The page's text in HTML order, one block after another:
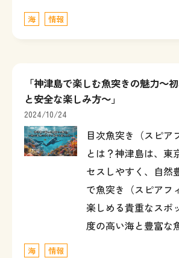
海 情報
「神津島で楽しむ魚突きの魅力～
と安全な楽しみ方～」
2024/10/24
目次魚突き（スピア
とは？神津島は、東
セスしやすく、自然
で魚突き（スピアフ
楽しめる貴重なスポ
度の高い海と豊富な
海 情報